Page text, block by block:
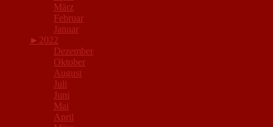
März
Februar
Januar
► 2022
Dezember
Oktober
August
Juli
Juni
Mai
April